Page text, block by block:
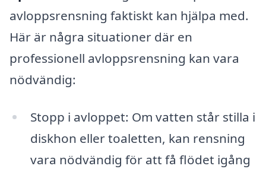
avloppsrensning faktiskt kan hjälpa med.
Här är några situationer där en
professionell avloppsrensning kan vara
nödvändig:
Stopp i avloppet: Om vatten står stilla i
diskhon eller toaletten, kan rensning
vara nödvändig för att få flödet igång